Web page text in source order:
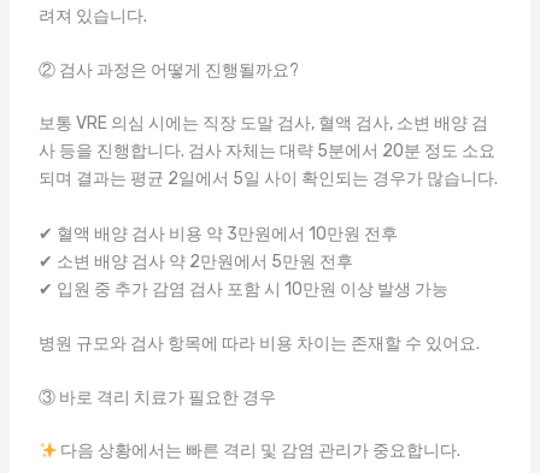
려져 있습니다.
② 검사 과정은 어떻게 진행될까요?
보통 VRE 의심 시에는 직장 도말 검사, 혈액 검사, 소변 배양 검
사 등을 진행합니다. 검사 자체는 대략 5분에서 20분 정도 소요
되며 결과는 평균 2일에서 5일 사이 확인되는 경우가 많습니다.
✔ 혈액 배양 검사 비용 약 3만원에서 10만원 전후
✔ 소변 배양 검사 약 2만원에서 5만원 전후
✔ 입원 중 추가 감염 검사 포함 시 10만원 이상 발생 가능
병원 규모와 검사 항목에 따라 비용 차이는 존재할 수 있어요.
③ 바로 격리 치료가 필요한 경우
다음 상황에서는 빠른 격리 및 감염 관리가 중요합니다.